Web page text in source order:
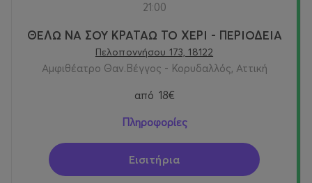
21:00
ΘΕΛΩ ΝΑ ΣΟΥ ΚΡΑΤΑΩ ΤΟ ΧΕΡΙ - ΠΕΡΙΟΔΕΙΑ
Πελοποννήσου 173, 18122
Αμφιθέατρο Θαν.Βέγγος - Κορυδαλλός, Αττική
από 18€
Πληροφορίες
Εισιτήρια